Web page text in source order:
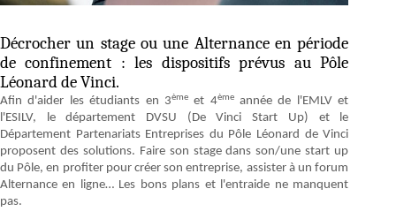
Décrocher un stage ou une Alternance en période
de confinement : les dispositifs prévus au Pôle
Léonard de Vinci.
Afin d'aider les étudiants en 3èmeet 4èmeannée de l'EMLV et
l'ESILV, le département DVSU (De Vinci Start Up) et le
Département Partenariats Entreprises du Pôle Léonard de Vinci
proposent des solutions. Faire son stage dans son/une start up
du Pôle, en profiter pour créer son entreprise, assister à un forum
Alternance en ligne… Les bons plans et l'entraide ne manquent
pas.